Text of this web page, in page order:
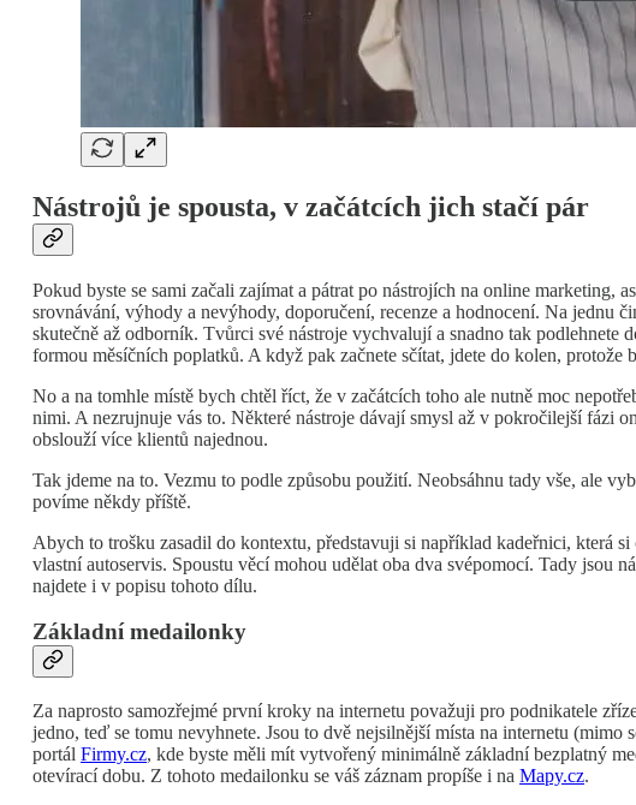
Nástrojů je spousta, v začátcích jich stačí pár
Pokud byste se sami začali zajímat a pátrat po nástrojích na online marketing,
srovnávání, výhody a nevýhody, doporučení, recenze a hodnocení. Na jednu
skutečně až odborník. Tvůrci své nástroje vychvalují a snadno tak podlehnete
formou měsíčních poplatků. A když pak začnete sčítat, jdete do kolen, protože
No a na tomhle místě bych chtěl říct, že v začátcích toho ale nutně moc
nimi. A nezrujnuje vás to. Některé nástroje dávají smysl až v pokročilejší fázi
obslouží více klientů najednou.
Tak jdeme na to. Vezmu to podle způsobu použití. Neobsáhnu tady vše, ale
povíme někdy příště.
Abych to trošku zasadil do kontextu, představuji si například kadeřnici, která
vlastní autoservis. Spoustu věcí mohou udělat oba dva svépomocí. Tady jsou
najdete i v popisu tohoto dílu.
Základní medailonky
Za naprosto samozřejmé první kroky na internetu považuji pro podnikatele
jedno, teď se tomu nevyhnete. Jsou to dvě nejsilnější místa na internetu
portál Firmy.cz, kde byste měli mít vytvořený minimálně základní bezplatný
otevírací dobu. Z tohoto medailonku se váš záznam propíše i na Mapy.cz.